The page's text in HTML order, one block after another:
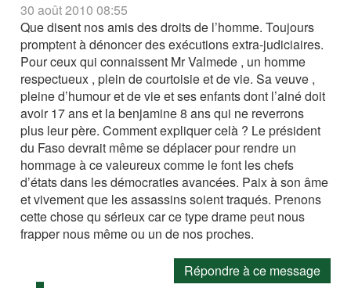
30 août 2010 08:55
Que disent nos amis des droits de l’homme. Toujours
promptent à dénoncer des exécutions extra-judiciaires.
Pour ceux qui connaissent Mr Valmede , un homme
respectueux , plein de courtoisie et de vie. Sa veuve ,
pleine d’humour et de vie et ses enfants dont l’ainé doit
avoir 17 ans et la benjamine 8 ans qui ne reverrons
plus leur père. Comment expliquer celà ? Le président
du Faso devrait même se déplacer pour rendre un
hommage à ce valeureux comme le font les chefs
d’états dans les démocraties avancées. Paix à son âme
et vivement que les assassins soient traqués. Prenons
cette chose qu sérieux car ce type drame peut nous
frapper nous même ou un de nos proches.
Répondre à ce message